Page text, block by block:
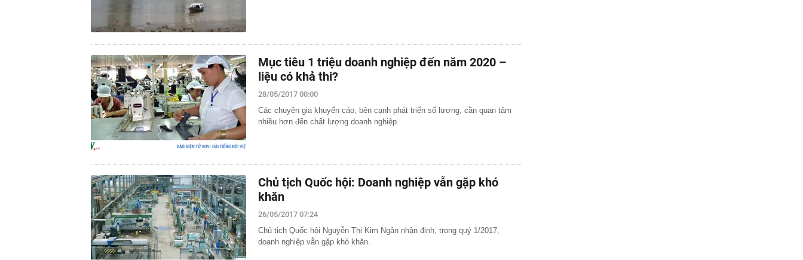
Mục tiêu 1 triệu doanh nghiệp đến năm 2020 –
liệu có khả thi?
28/05/2017 00:00
Các chuyên gia khuyến cáo, bên cạnh phát triển số lượng, cần quan tâm
nhiều hơn đến chất lượng doanh nghiệp.
Chủ tịch Quốc hội: Doanh nghiệp vẫn gặp khó
khăn
26/05/2017 07:24
Chủ tịch Quốc hội Nguyễn Thị Kim Ngân nhận định, trong quý 1/2017,
doanh nghiệp vẫn gặp khó khăn.